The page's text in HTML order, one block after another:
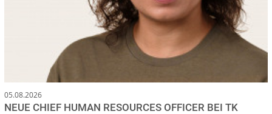
05.08.2026
NEUE CHIEF HUMAN RESOURCES OFFICER BEI TK